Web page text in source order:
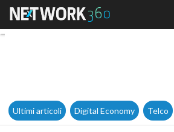
Istat: e-
Ultimi articoli Digital Economy Telco